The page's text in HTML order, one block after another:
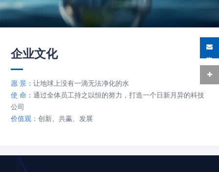
企业文化
愿 景：让地球上没有一滴无法净化的水
使 命：通过全体员工持之以恒的努力，打造一个日新月异的科技
公司
价值观：创新、共赢、发展